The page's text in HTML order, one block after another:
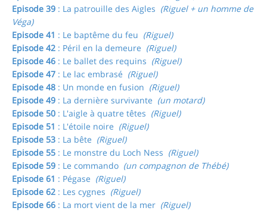
Episode 39 : La patrouille des Aigles (Riguel + un homme de
Véga)
Episode 41 : Le baptême du feu (Riguel)
Episode 42 : Péril en la demeure (Riguel)
Episode 46 : Le ballet des requins (Riguel)
Episode 47 : Le lac embrasé (Riguel)
Episode 48 : Un monde en fusion (Riguel)
Episode 49 : La dernière survivante (un motard)
Episode 50 : L'aigle à quatre têtes (Riguel)
Episode 51 : L'étoile noire (Riguel)
Episode 53 : La bête (Riguel)
Episode 55 : Le monstre du Loch Ness (Riguel)
Episode 59 : Le commando (un compagnon de Thébé)
Episode 61 : Pégase (Riguel)
Episode 62 : Les cygnes (Riguel)
Episode 66 : La mort vient de la mer (Riguel)